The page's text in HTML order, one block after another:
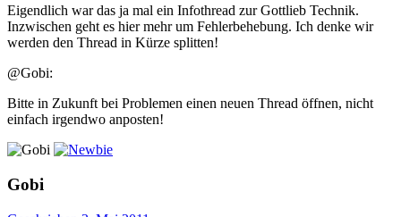
Eigendlich war das ja mal ein Infothread zur Gottlieb Technik.
Inzwischen geht es hier mehr um Fehlerbehebung. Ich denke wir
werden den Thread in Kürze splitten!
@Gobi:
Bitte in Zukunft bei Problemen einen neuen Thread öffnen, nicht
einfach irgendwo anposten!
Gobi